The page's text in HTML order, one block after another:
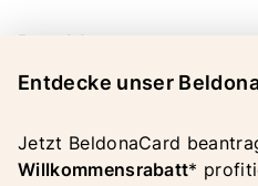
Bezahlarten
Entdecke unser
Jetzt BeldonaCard
Willkommensrabatt*